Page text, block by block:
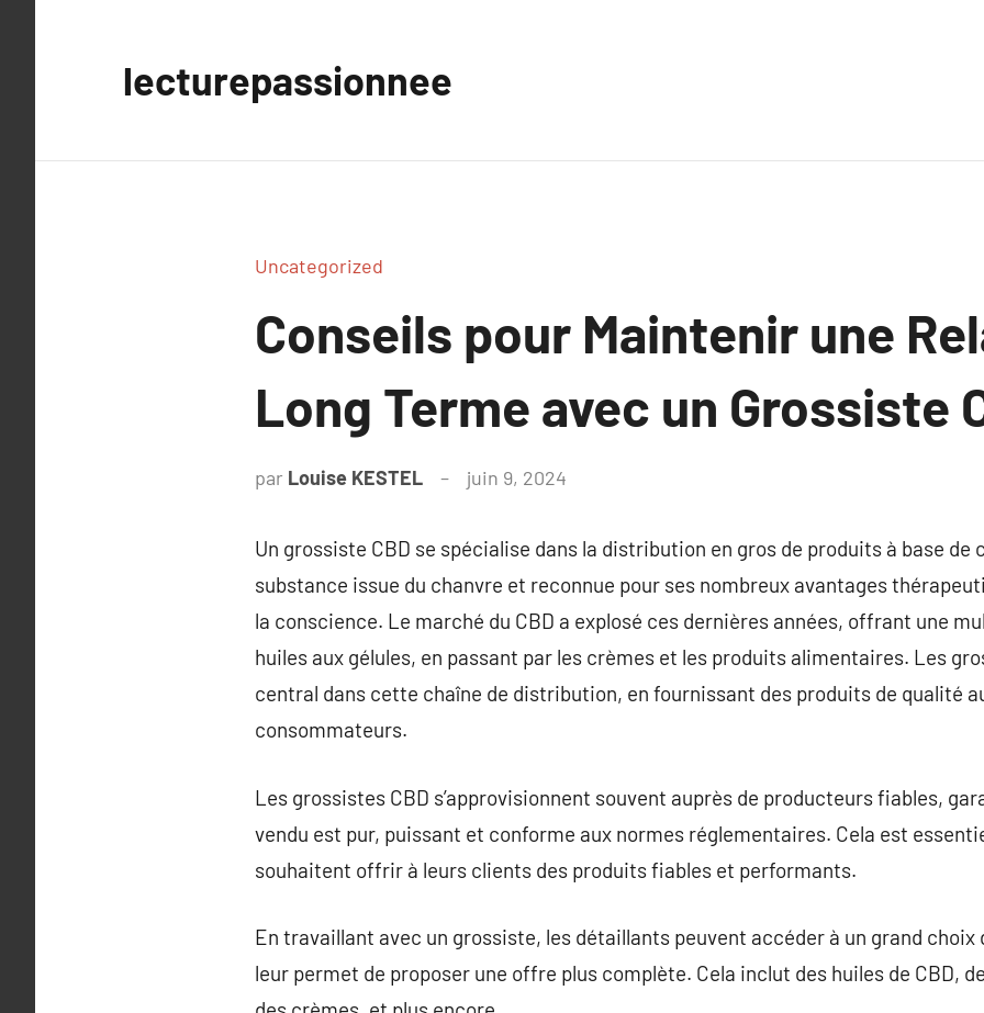
lecturepassionnee
Uncategorized
Conseils pour Maintenir une
Long Terme avec un Grossiste
par Louise KESTEL juin 9, 2024
Un grossiste CBD se spécialise dans la distribution en gros de produits à base de
substance issue du chanvre et reconnue pour ses nombreux avantages
la conscience. Le marché du CBD a explosé ces dernières années, offrant une
huiles aux gélules, en passant par les crèmes et les produits alimentaires. Les
central dans cette chaîne de distribution, en fournissant des produits de qualité
consommateurs.
Les grossistes CBD s’approvisionnent souvent auprès de producteurs fiables,
vendu est pur, puissant et conforme aux normes réglementaires. Cela est
souhaitent offrir à leurs clients des produits fiables et performants.
En travaillant avec un grossiste, les détaillants peuvent accéder à un grand choix
leur permet de proposer une offre plus complète. Cela inclut des huiles de CBD,